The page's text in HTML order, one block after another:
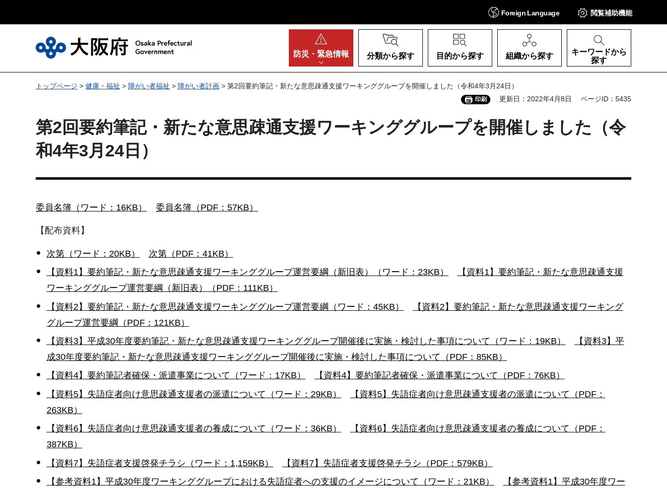
Foreign Language 閲覧補助機能
防災・ 緊急情報 分類から探す 目的から探す 組織から探す
キーワードから
探す
トップページ > 健康・福祉 > 障がい者福祉 > 障がい者計画 > 第2回要約筆記・新たな意思疎通支援ワーキンググループを開催しました（令和4年3月24日）
印刷 更新日：2022年4月8日 ページID：5435
第2回要約筆記・新たな意思疎通支援ワーキンググループを開催しました（令
和4年3月24日）
委員名簿（ワード：16KB） 委員名簿（PDF：57KB）
【配布資料】
次第（ワード：20KB）
次第（PDF：41KB）
【資料1】要約筆記・新たな意思疎通支援ワーキンググループ運営要綱（新旧表）（ワード：23KB）
【資料1】要約筆記・新たな意思疎通支援
ワーキンググループ運営要綱（新旧表）（PDF：111KB）
【資料2】要約筆記・新たな意思疎通支援ワーキンググループ運営要綱（ワード：45KB）
【資料2】要約筆記・新たな意思疎通支援ワーキング
グループ運営要綱（PDF：121KB）
【資料3】平成30年度要約筆記・新たな意思疎通支援ワーキンググループ開催後に実施・検討した事項について（ワード：19KB）
【資料3】平
成30年度要約筆記・新たな意思疎通支援ワーキンググループ開催後に実施・検討した事項について（PDF：85KB）
【資料4】要約筆記者確保・派遣事業について（ワード：17KB）
【資料4】要約筆記者確保・派遣事業について（PDF：76KB）
【資料5】失語症者向け意思疎通支援者の派遣について（ワード：29KB）
【資料5】失語症者向け意思疎通支援者の派遣について（PDF：
263KB）
【資料6】失語症者向け意思疎通支援者の養成について（ワード：36KB）
【資料6】失語症者向け意思疎通支援者の養成について（PDF：
387KB）
【資料7】失語症者支援啓発チラシ（ワード：1,159KB）
【資料7】失語症者支援啓発チラシ（PDF：579KB）
【参考資料1】平成30年度ワーキンググループにおける失語症者への支援のイメージについて（ワード：21KB）
【参考資料1】平成30年度ワー